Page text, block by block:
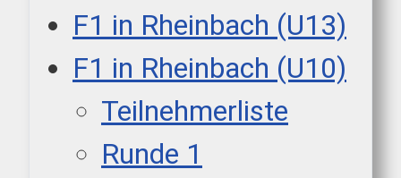
F1 in Rheinbach (U13)
F1 in Rheinbach (U10)
Teilnehmerliste
Runde 1